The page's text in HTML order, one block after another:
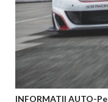
INFORMATII AUTO-